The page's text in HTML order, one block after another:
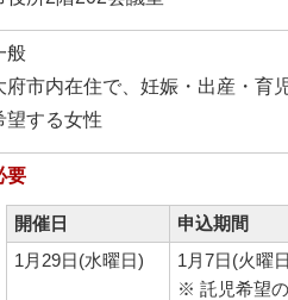
般
府市内在住で、妊娠・出産・育
望する女性
要
開催日
申込期間
1月29日(水曜日)
1月7日(火曜
※ 託児希望